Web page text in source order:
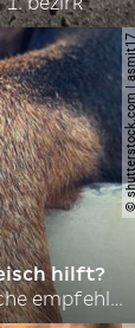
©
hilft?
nordkoreas sommerliche empfehlungen